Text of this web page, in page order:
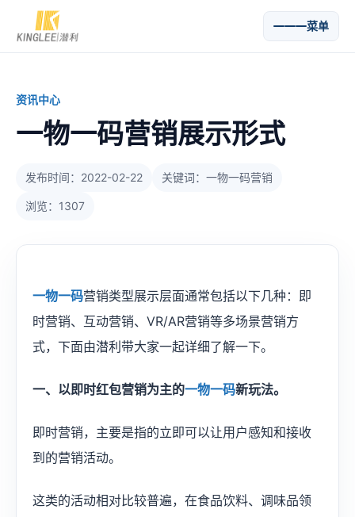
菜单
资讯中心
一物一码营销展示形式
发布时间：2022-02-22 关键词：一物一码营销
浏览：1307
一物一码营销类型展示层面通常包括以下几种：即
时营销、互动营销、VR/AR营销等多场景营销方
式，下面由潜利带大家一起详细了解一下。
一、以即时红包营销为主的一物一码新玩法。
即时营销，主要是指的立即可以让用户感知和接收
到的营销活动。
这类的活动相对比较普遍，在食品饮料、调味品领